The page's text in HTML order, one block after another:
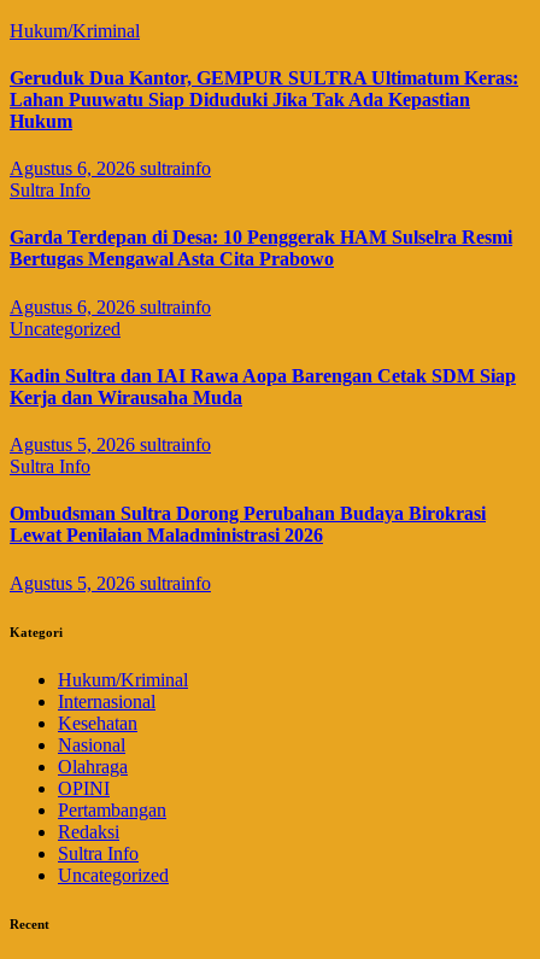
Hukum/Kriminal
Geruduk Dua Kantor, GEMPUR SULTRA Ultimatum Keras:
Lahan Puuwatu Siap Diduduki Jika Tak Ada Kepastian
Hukum
Agustus 6, 2026 sultrainfo
Sultra Info
Garda Terdepan di Desa: 10 Penggerak HAM Sulselra Resmi
Bertugas Mengawal Asta Cita Prabowo
Agustus 6, 2026 sultrainfo
Uncategorized
Kadin Sultra dan IAI Rawa Aopa Barengan Cetak SDM Siap
Kerja dan Wirausaha Muda
Agustus 5, 2026 sultrainfo
Sultra Info
Ombudsman Sultra Dorong Perubahan Budaya Birokrasi
Lewat Penilaian Maladministrasi 2026
Agustus 5, 2026 sultrainfo
Kategori
Hukum/Kriminal
Internasional
Kesehatan
Nasional
Olahraga
OPINI
Pertambangan
Redaksi
Sultra Info
Uncategorized
Recent